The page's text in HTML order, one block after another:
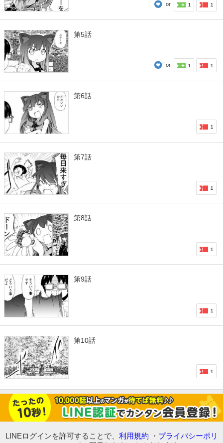
or 1 1
第5話
or 1 1
第6話
1
第7話
1
第8話
1
第9話
1
第10話
1
LINEログインを許可することで、 利用規約 ・ プライバシーポリ